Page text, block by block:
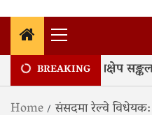
Primary
Menu
BREAKING
अर्ब रुपैयाँको निक्षेप सङ्कलन
Home संसदमा रेल्वे विधेयक: